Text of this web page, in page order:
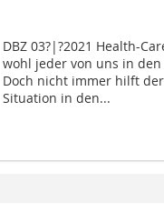
DBZ 03?|?2021 Health-
wohl jeder von uns in
Doch nicht immer hilft
Situation in den...